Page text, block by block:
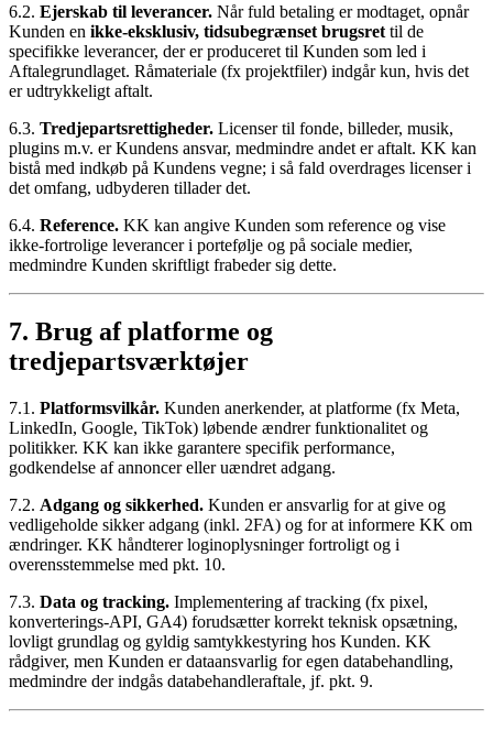
6.2. Ejerskab til leverancer. Når fuld betaling er modtaget, opnår
Kunden en ikke-eksklusiv, tidsubegrænset brugsret til de
specifikke leverancer, der er produceret til Kunden som led i
Aftalegrundlaget. Råmateriale (fx projektfiler) indgår kun, hvis det
er udtrykkeligt aftalt.
6.3. Tredjepartsrettigheder. Licenser til fonde, billeder, musik,
plugins m.v. er Kundens ansvar, medmindre andet er aftalt. KK kan
bistå med indkøb på Kundens vegne; i så fald overdrages licenser i
det omfang, udbyderen tillader det.
6.4. Reference. KK kan angive Kunden som reference og vise
ikke-fortrolige leverancer i portefølje og på sociale medier,
medmindre Kunden skriftligt frabeder sig dette.
7. Brug af platforme og
tredjepartsværktøjer
7.1. Platformsvilkår. Kunden anerkender, at platforme (fx Meta,
LinkedIn, Google, TikTok) løbende ændrer funktionalitet og
politikker. KK kan ikke garantere specifik performance,
godkendelse af annoncer eller uændret adgang.
7.2. Adgang og sikkerhed. Kunden er ansvarlig for at give og
vedligeholde sikker adgang (inkl. 2FA) og for at informere KK om
ændringer. KK håndterer loginoplysninger fortroligt og i
overensstemmelse med pkt. 10.
7.3. Data og tracking. Implementering af tracking (fx pixel,
konverterings-API, GA4) forudsætter korrekt teknisk opsætning,
lovligt grundlag og gyldig samtykkestyring hos Kunden. KK
rådgiver, men Kunden er dataansvarlig for egen databehandling,
medmindre der indgås databehandleraftale, jf. pkt. 9.